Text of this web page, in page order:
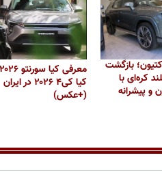
بازگشت
کره‌ای با
و پیشرانه
کیا کی۴ ۲۰۲۶ در ایران
(+عکس)